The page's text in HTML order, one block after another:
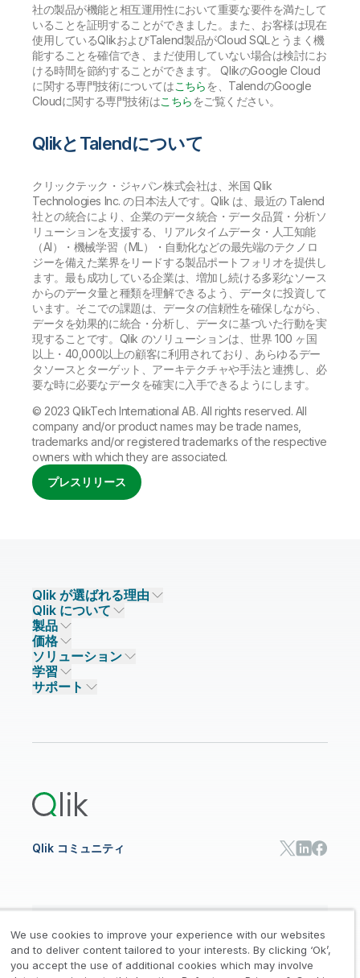
社の製品が機能と相互運用性において重要な要件を満たして
いることを証明することができました。また、お客様は現在
使用しているQlikおよびTalend製品がCloud SQLとうまく機
能することを確信でき、まだ使用していない場合は検討にお
ける時間を節約することができます。QlikのGoogle Cloud
に関する専門技術についてはこちらを、TalendのGoogle
Cloudに関する専門技術はこちらをご覧ください。
QlikとTalendについて
クリックテック・ジャパン株式会社は、米国 Qlik
Technologies Inc. の日本法人です。Qlik は、最近の Talend
社との統合により、企業のデータ統合・データ品質・分析ソ
リューションを支援する、リアルタイムデータ・人工知能
（AI）・機械学習（ML）・自動化などの最先端のテクノロ
ジーを備えた業界をリードする製品ポートフォリオを提供し
ます。最も成功している企業は、増加し続ける多彩なソース
からのデータ量と種類を理解できるよう、データに投資して
います。そこでの課題は、データの信頼性を確保しながら、
データを効果的に統合・分析し、データに基づいた行動を実
現することです。Qlik のソリューションは、世界 100 ヶ国
以上・40,000以上の顧客に利用されており、あらゆるデー
タソースとターゲット、アーキテクチャや手法と連携し、必
要な時に必要なデータを確実に入手できるようにします。
© 2023 QlikTech International AB. All rights reserved. All
company and/or product names may be trade names,
trademarks and/or registered trademarks of the respective
owners with which they are associated.
プレスリリース
Qlik が選ばれる理由
Qlik が選ばれる理由
信頼とセキュリティ
信頼とプライバシー
信頼と AI
主なテクノロジーパートナー
データソースとターゲット
Qlik について
企業情報
採用情報
ニュースルーム
事業所 / 連絡先
製品
データ統合とデータ品質
Qlik Talend
Qlik Talend Cloud
Talend Data Fabric
価格
データ統合
データ分析
AI / 機械学習
ソリューション
ソリューションパートナー
パートナー検索
学習
イベント
サポート
Qlik コミュニティ
We use cookies to improve your experience with our websites
and to deliver content tailored to your interests. By clicking ‘Ok’,
you accept the use of additional cookies which may involve